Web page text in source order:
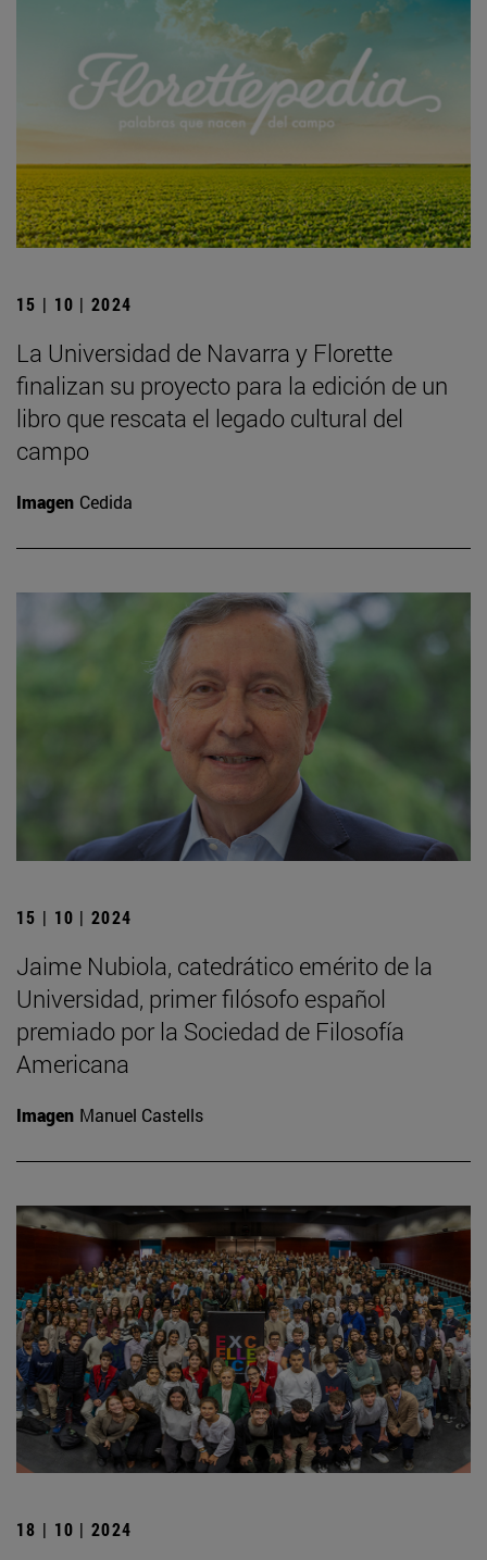
15 | 10 | 2024
La Universidad de Navarra y Florette
finalizan su proyecto para la edición de un
libro que rescata el legado cultural del
campo
Imagen Cedida
15 | 10 | 2024
Jaime Nubiola, catedrático emérito de la
Universidad, primer filósofo español
premiado por la Sociedad de Filosofía
Americana
Imagen Manuel Castells
18 | 10 | 2024